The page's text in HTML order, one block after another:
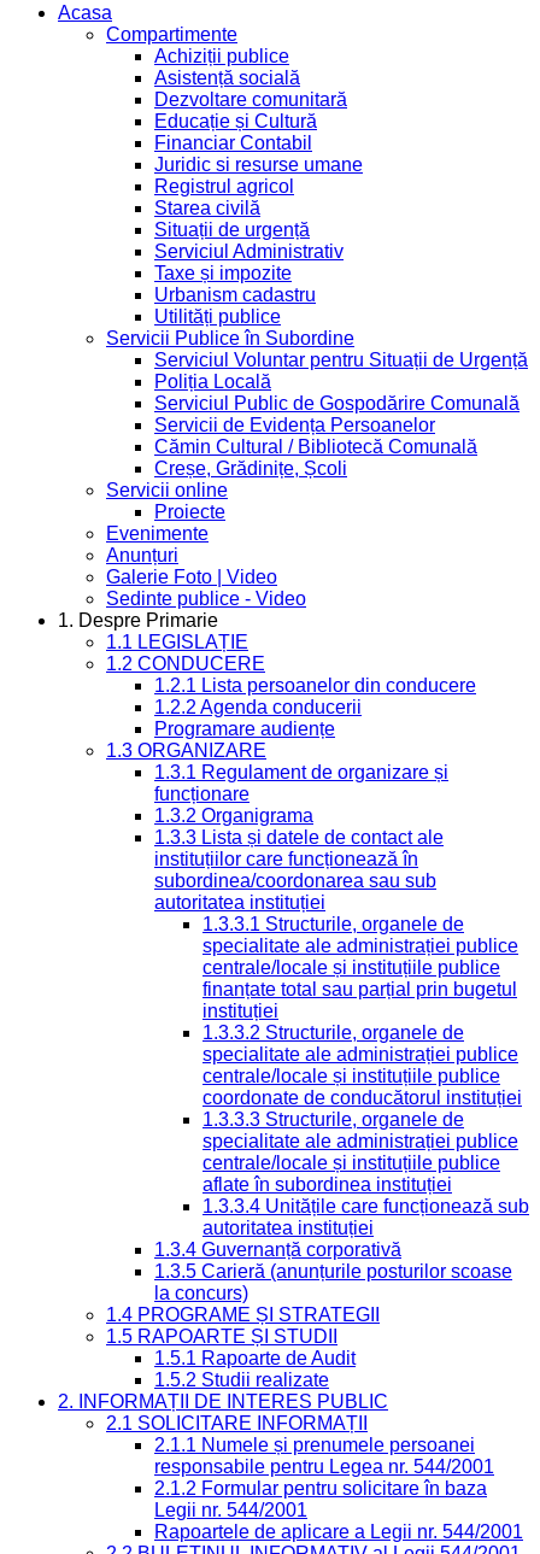
Acasa
Compartimente
Achiziții publice
Asistență socială
Dezvoltare comunitară
Educație și Cultură
Financiar Contabil
Juridic si resurse umane
Registrul agricol
Starea civilă
Situații de urgență
Serviciul Administrativ
Taxe și impozite
Urbanism cadastru
Utilități publice
Servicii Publice în Subordine
Serviciul Voluntar pentru Situații de Urgență
Poliția Locală
Serviciul Public de Gospodărire Comunală
Servicii de Evidența Persoanelor
Cămin Cultural / Bibliotecă Comunală
Creșe, Grădinițe, Școli
Servicii online
Proiecte
Evenimente
Anunțuri
Galerie Foto | Video
Sedinte publice - Video
1. Despre Primarie
1.1 LEGISLAȚIE
1.2 CONDUCERE
1.2.1 Lista persoanelor din conducere
1.2.2 Agenda conducerii
Programare audiențe
1.3 ORGANIZARE
1.3.1 Regulament de organizare și
funcționare
1.3.2 Organigrama
1.3.3 Lista și datele de contact ale
instituțiilor care funcționează în
subordinea/coordonarea sau sub
autoritatea instituției
1.3.3.1 Structurile, organele de
specialitate ale administrației publice
centrale/locale și instituțiile publice
finanțate total sau parțial prin bugetul
instituției
1.3.3.2 Structurile, organele de
specialitate ale administrației publice
centrale/locale și instituțiile publice
coordonate de conducătorul instituției
1.3.3.3 Structurile, organele de
specialitate ale administrației publice
centrale/locale și instituțiile publice
aflate în subordinea instituției
1.3.3.4 Unitățile care funcționează sub
autoritatea instituției
1.3.4 Guvernanță corporativă
1.3.5 Carieră (anunțurile posturilor scoase
la concurs)
1.4 PROGRAME ȘI STRATEGII
1.5 RAPOARTE ȘI STUDII
1.5.1 Rapoarte de Audit
1.5.2 Studii realizate
2. INFORMAȚII DE INTERES PUBLIC
2.1 SOLICITARE INFORMAȚII
2.1.1 Numele și prenumele persoanei
responsabile pentru Legea nr. 544/2001
2.1.2 Formular pentru solicitare în baza
Legii nr. 544/2001
Rapoartele de aplicare a Legii nr. 544/2001